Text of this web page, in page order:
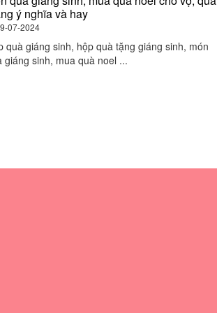
ý nghĩa và hay
07-2024
quà giáng sinh, hộp quà tặng giáng sinh, món
giáng sinh, mua quà noel ...